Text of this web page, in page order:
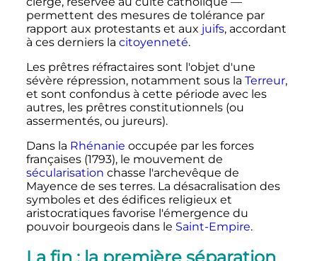
permettent des mesures de tolérance par
rapport aux protestants et aux juifs, accordant
à ces derniers la citoyenneté.
Les prêtres réfractaires sont l'objet d'une
sévère répression, notamment sous la Terreur,
et sont confondus à cette période avec les
autres, les prêtres constitutionnels (ou
assermentés, ou jureurs).
Dans la Rhénanie occupée par les forces
françaises (1793), le mouvement de
sécularisation chasse l'archevêque de
Mayence de ses terres. La désacralisation des
symboles et des édifices religieux et
aristocratiques favorise l'émergence du
pouvoir bourgeois dans le Saint-Empire.